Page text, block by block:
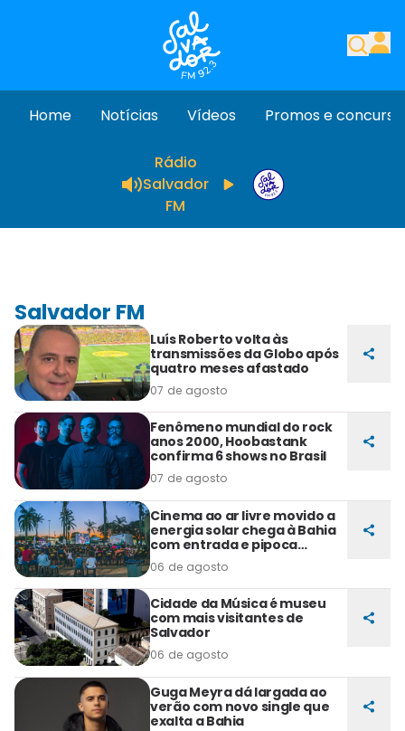
Home Notícias Vídeos Promos e
Rádio
Salvador
FM
Salvador FM
Luís Roberto volta às
transmissões da Globo após
quatro meses afastado
07 de agosto
Fenômeno mundial do rock
anos 2000, Hoobastank
confirma 6 shows no Brasil
07 de agosto
Cinema ao ar livre movido a
energia solar chega à Bahia
com entrada e pipoca
gratuitas
06 de agosto
Cidade da Música é museu
com mais visitantes de
Salvador
06 de agosto
Guga Meyra dá largada ao
verão com novo single que
exalta a Bahia